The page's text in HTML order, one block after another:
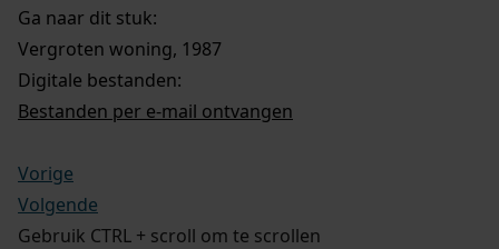
Ga naar dit stuk:
Vergroten woning, 1987
Digitale bestanden:
Bestanden per e-mail ontvangen
Vorige
Volgende
Gebruik CTRL + scroll om te scrollen